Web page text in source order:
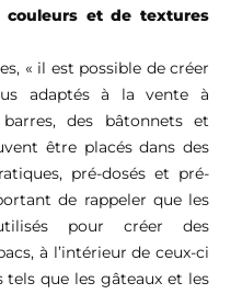
couleurs et de textures
« il est possible de créer
adaptés à la vente à
des bâtonnets et
être placés dans des
pré-dosés et pré-
de rappeler que les
pour créer des
à l’intérieur de ceux-ci
que les gâteaux et les